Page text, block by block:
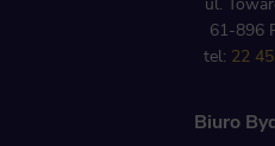
ul.
61-896
tel: 22
Biuro